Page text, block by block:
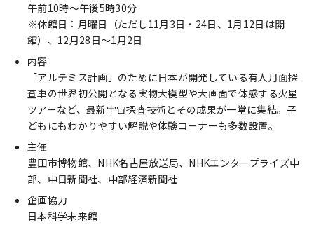
午前10時～午後5時30分
※休館日：月曜日（ただし11月3日・24日、1月12日は開
館）、12月28日～1月2日
内容
「アルテミス計画」のために日本が開発している有人月面探
査車の世界初公開となる実物大模型や大画面で体感する火星
ツアーなど、最新宇宙探査技術とその成果が一堂に集結。子
どもにもわかりやすい解説や体験コーナーも多数設置。
主催
豊田市博物館、NHK名古屋放送局、NHKエンタープライズ中
部、中日新聞社、中部経済新聞社
企画協力
日本科学未来館